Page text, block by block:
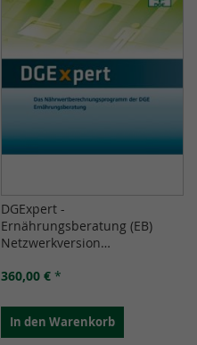
DGExpert -
Ernährungsberatung (EB)
Netzwerkversion
360,00 € *
In den Warenkorb